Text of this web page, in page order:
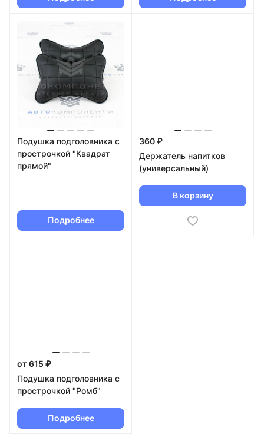
Подушка подголовника с
прострочкой "Квадрат
прямой"
Подробнее
360 ₽
Держатель напитков
(универсальный)
В корзину
от 615 ₽
Подушка подголовника с
прострочкой "Ромб"
Подробнее